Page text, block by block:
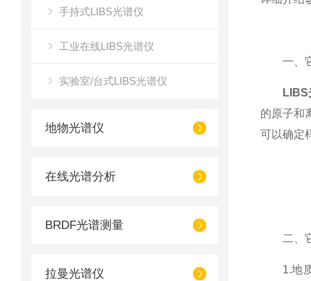
手持式LIBS光谱仪
工业在线LIBS光谱仪
实验室/台式LIBS光谱仪
地物光谱仪
在线光谱分析
BRDF光谱测量
拉曼光谱仪
一、它
LIBS
的原子和
可以确定
二、它
1.地质